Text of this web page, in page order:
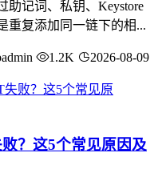
助记词、私钥、Keystore
重复添加同一链下的相...
1.2K 2026-08-09
？这5个常见原因及